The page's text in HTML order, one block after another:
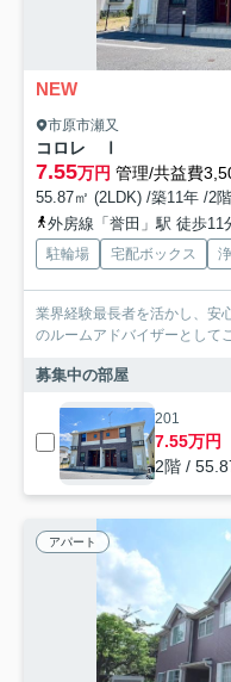
NEW
市原市瀬又
コロレ Ⅰ
7.55万円 管理/共益費
55.87㎡ (2LDK) /築11年 /2
外房線「誉田」駅 徒歩11
駐輪場 宅配ボックス
業界経験最長者を活かし、安
のルームアドバイザーとして
募集中の部屋
201
7.55万円
2階 /
アパート